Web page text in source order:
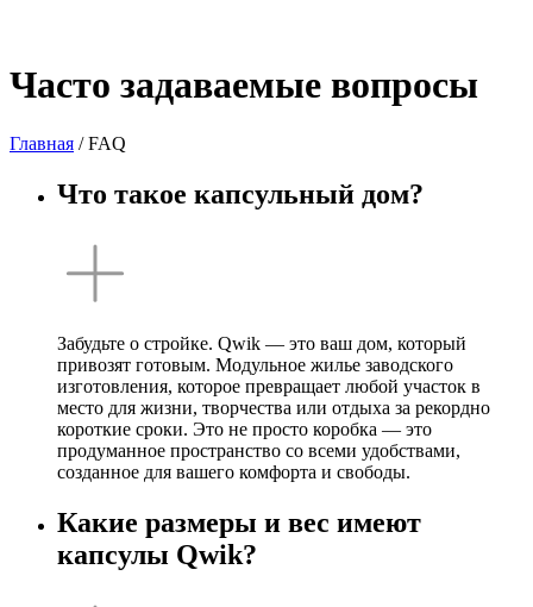
Часто задаваемые вопросы
Главная / FAQ
Что такое капсульный дом?
Забудьте о стройке. Qwik — это ваш дом, который
привозят готовым. Модульное жилье заводского
изготовления, которое превращает любой участок в
место для жизни, творчества или отдыха за рекордно
короткие сроки. Это не просто коробка — это
продуманное пространство со всеми удобствами,
созданное для вашего комфорта и свободы.
Какие размеры и вес имеют
капсулы Qwik?